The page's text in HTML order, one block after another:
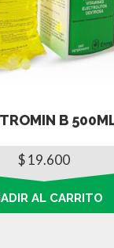
B
$19.600
AL CARRITO